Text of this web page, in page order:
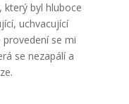
byl hluboce
uchvacující
se mi
se nezapálí a